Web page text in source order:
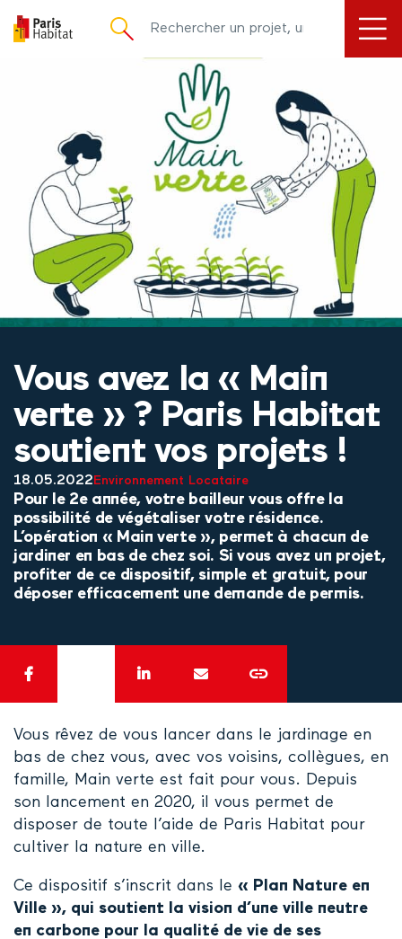
principal
Vous avez la « Main
verte » ? Paris Habitat
soutient vos projets !
18.05.2022 Environnement Locataire
Pour le 2e année, votre bailleur vous offre la
possibilité de végétaliser votre résidence.
L’opération « Main verte », permet à chacun de
jardiner en bas de chez soi. Si vous avez un projet,
profiter de ce dispositif, simple et gratuit, pour
déposer efficacement une demande de permis.
Vous rêvez de vous lancer dans le jardinage en
bas de chez vous, avec vos voisins, collègues, en
famille, Main verte est fait pour vous. Depuis
son lancement en 2020, il vous permet de
disposer de toute l’aide de Paris Habitat pour
cultiver la nature en ville.
Ce dispositif s’inscrit dans le « Plan Nature en
Ville », qui soutient la vision d’une ville neutre
en carbone pour la qualité de vie de ses